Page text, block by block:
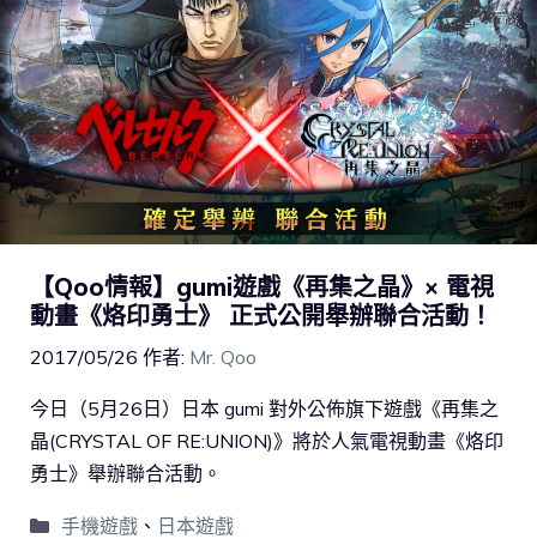
【Qoo情報】gumi遊戲《再集之晶》× 電視
動畫《烙印勇士》 正式公開舉辦聯合活動！
2017/05/26 作者: Mr. Qoo
今日（5月26日）日本 gumi 對外公佈旗下遊戲《再集之
晶(CRYSTAL OF RE:UNION)》將於人氣電視動畫《烙印
勇士》舉辦聯合活動。
手機遊戲、 日本遊戲